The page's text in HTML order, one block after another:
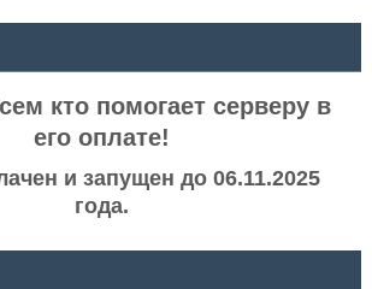
кто помогает серверу в
его оплате!
и запущен до 06.11.2025
года.